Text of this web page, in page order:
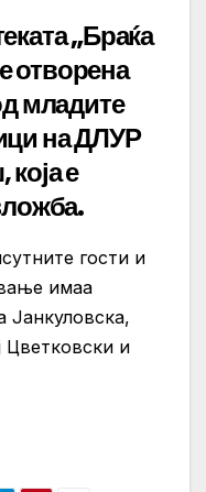
„Браќа
отворена
младите
на ДЛУР
е
гости и
имаа
Јанкуловска,
Цветковски и